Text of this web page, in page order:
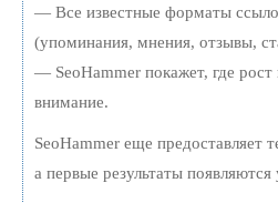
— Все известные форматы
(упоминания, мнения, отзывы,
— SeoHammer покажет, где
внимание.
SeoHammer еще предоставляет
а первые результаты